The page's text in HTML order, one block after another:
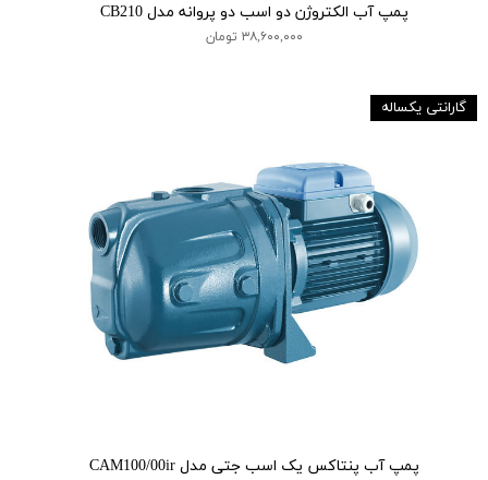
پمپ آب الکتروژن دو اسب دو پروانه مدل CB210
۳۸,۶۰۰,۰۰۰ تومان
پمپ آب پنتاکس یک اسب جتی مدل CAM100/00ir
گارانتی یکساله